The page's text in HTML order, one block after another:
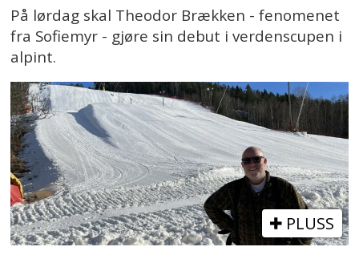
På lørdag skal Theodor Brækken - fenomenet
fra Sofiemyr - gjøre sin debut i verdenscupen i
alpint.
PLUSS